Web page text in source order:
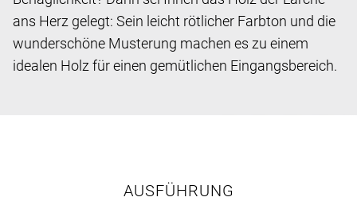
ans Herz gelegt: Sein leicht rötlicher Farbton und die
wunderschöne Musterung machen es zu einem
idealen Holz für einen gemütlichen Eingangsbereich.
AUSFÜHRUNG